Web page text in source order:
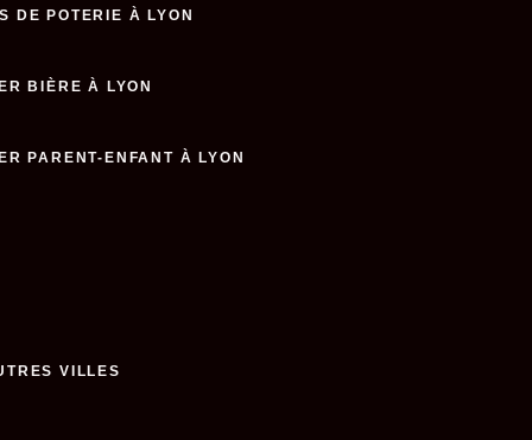
DE POTERIE À LYON
BIÈRE À LYON
PARENT-ENFANT À LYON
VILLES